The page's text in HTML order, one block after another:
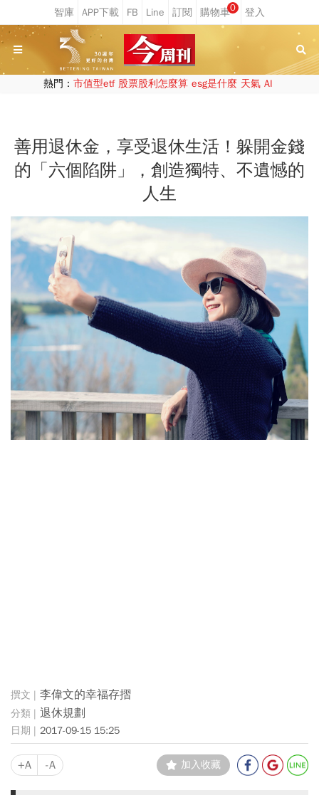
0
熱門： 市值型etf 股票股利怎麼算 esg是什麼 天氣 AI
善用退休金，享受退休生活！躲開金錢
的「六個陷阱」，創造獨特、不遺憾的
人生
李偉文的幸福存摺
退休規劃
2017-09-15 15:25
+A -A 加入收藏